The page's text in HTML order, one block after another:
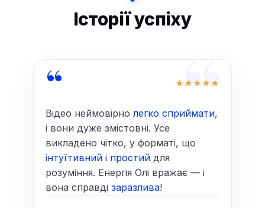
Історії успіху
“
“
Відео неймовірно легко сприймати,
і вони дуже змістовні. Усе
викладено чітко, у форматі, що
інтуїтивний і простий для
розуміння. Енергія Олі вражає — і
вона справді заразлива!